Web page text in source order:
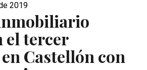
el tercer
Castellón con
2019